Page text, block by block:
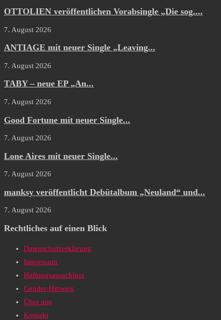
OTTOLIEN veröffentlichen Vorabsingle „Die sog....
7. August 2026
ANTIAGE mit neuer Single „Leaving...
7. August 2026
TABY – neue EP „An...
7. August 2026
Good Fortune mit neuer Single...
7. August 2026
Lone Aires mit neuer Single...
7. August 2026
manksy veröffentlicht Debütalbum „Neuland“ und...
7. August 2026
Rechtliches auf einen Blick
Datenschutzerklärung
Impressum
Haftungsausschluss
Gender-Hinweis
Über uns
Kontakt